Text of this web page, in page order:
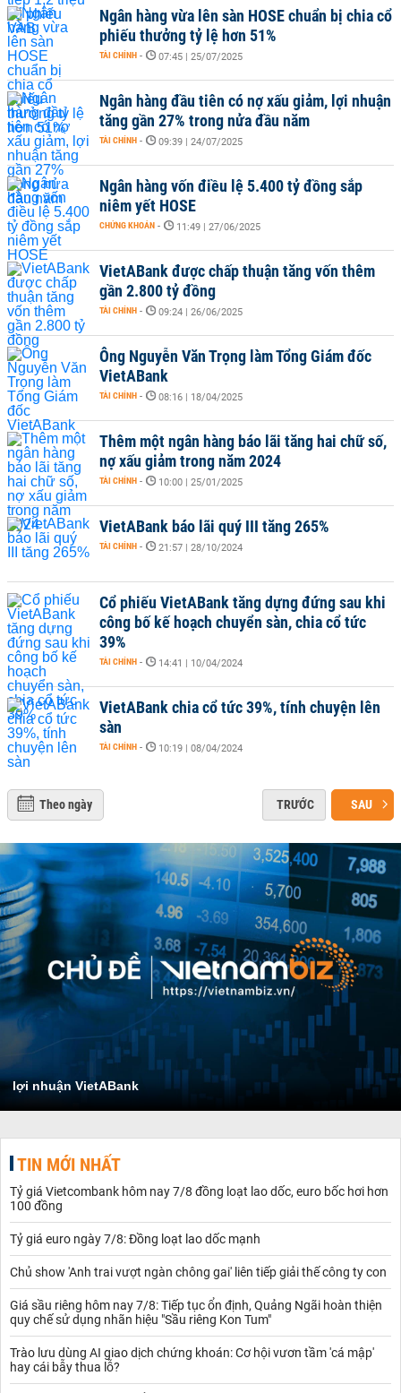
Ngân hàng vừa lên sàn HOSE chuẩn bị chia cổ
phiếu thưởng tỷ lệ hơn 51%
TÀI CHÍNH - 07:45 | 25/07/2025
Ngân hàng đầu tiên có nợ xấu giảm, lợi nhuận
tăng gần 27% trong nửa đầu năm
TÀI CHÍNH - 09:39 | 24/07/2025
Ngân hàng vốn điều lệ 5.400 tỷ đồng sắp
niêm yết HOSE
CHỨNG KHOÁN - 11:49 | 27/06/2025
VietABank được chấp thuận tăng vốn thêm
gần 2.800 tỷ đồng
TÀI CHÍNH - 09:24 | 26/06/2025
Ông Nguyễn Văn Trọng làm Tổng Giám đốc
VietABank
TÀI CHÍNH - 08:16 | 18/04/2025
Thêm một ngân hàng báo lãi tăng hai chữ số,
nợ xấu giảm trong năm 2024
TÀI CHÍNH - 10:00 | 25/01/2025
VietABank báo lãi quý III tăng 265%
TÀI CHÍNH - 21:57 | 28/10/2024
Cổ phiếu VietABank tăng dựng đứng sau khi
công bố kế hoạch chuyển sàn, chia cổ tức
39%
TÀI CHÍNH - 14:41 | 10/04/2024
VietABank chia cổ tức 39%, tính chuyện lên
sàn
TÀI CHÍNH - 10:19 | 08/04/2024
Theo ngày TRƯỚC SAU
lợi nhuận VietABank
TIN MỚI NHẤT
Tỷ giá Vietcombank hôm nay 7/8 đồng loạt lao dốc, euro bốc hơi hơn
100 đồng
Tỷ giá euro ngày 7/8: Đồng loạt lao dốc mạnh
Chủ show 'Anh trai vượt ngàn chông gai' liên tiếp giải thế công ty con
Giá sầu riêng hôm nay 7/8: Tiếp tục ổn định, Quảng Ngãi hoàn thiện
quy chế sử dụng nhãn hiệu "Sầu riêng Kon Tum"
Trào lưu dùng AI giao dịch chứng khoán: Cơ hội vươn tầm 'cá mập'
hay cái bẫy thua lỗ?